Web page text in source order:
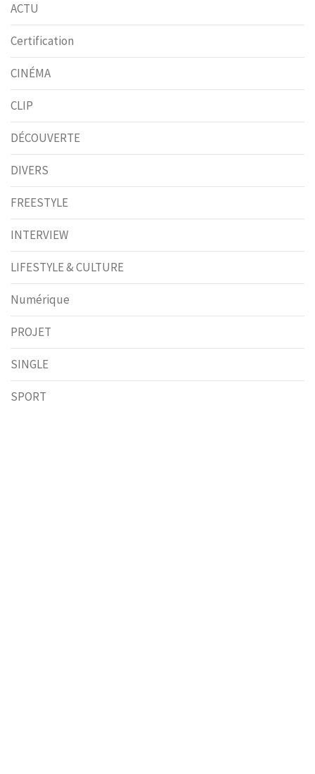
ACTU
Certification
CINÉMA
CLIP
DÉCOUVERTE
DIVERS
FREESTYLE
INTERVIEW
LIFESTYLE & CULTURE
Numérique
PROJET
SINGLE
SPORT